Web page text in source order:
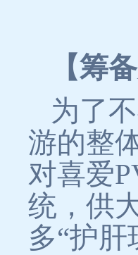
【筹
为了
游的整
对喜爱
统，供
多“护